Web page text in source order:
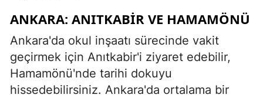
ANKARA: ANITKABIR VE HAMAMÖNÜ
Ankara'da okul inşaatı sürecinde vakit
geçirmek için Anıtkabir'i ziyaret edebilir,
Hamamönü'nde tarihi dokuyu
hissedebilirsiniz. Ankara'da ortalama bir